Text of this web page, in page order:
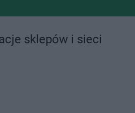
sklepów i sieci